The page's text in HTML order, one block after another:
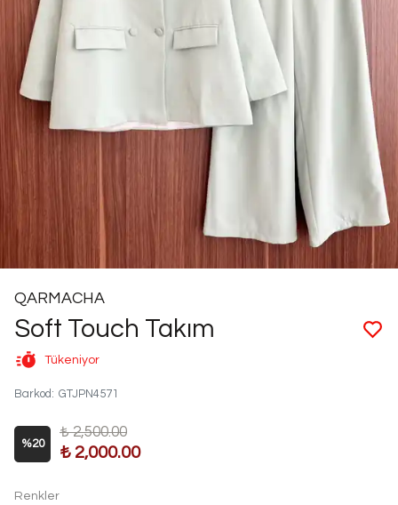
QARMACHA
Soft Touch Takım
Tükeniyor
Barkod : GTJPN4571
%20
₺ 2,500.00
₺ 2,000.00
Renkler